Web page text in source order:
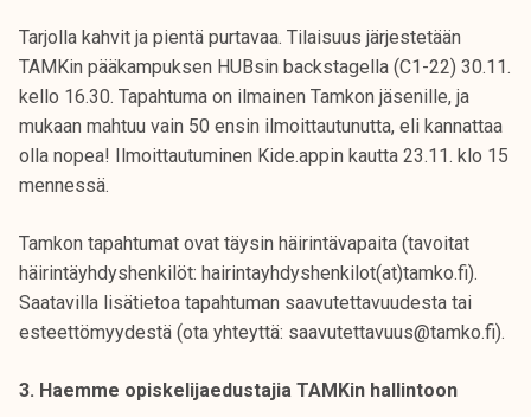
Tarjolla kahvit ja pientä purtavaa. Tilaisuus järjestetään
TAMKin pääkampuksen HUBsin backstagella (C1-22) 30.11.
kello 16.30. Tapahtuma on ilmainen Tamkon jäsenille, ja
mukaan mahtuu vain 50 ensin ilmoittautunutta, eli kannattaa
olla nopea! Ilmoittautuminen Kide.appin kautta 23.11. klo 15
mennessä.
Tamkon tapahtumat ovat täysin häirintävapaita (tavoitat
häirintäyhdyshenkilöt: hairintayhdyshenkilot(at)tamko.fi).
Saatavilla lisätietoa tapahtuman saavutettavuudesta tai
esteettömyydestä (ota yhteyttä: saavutettavuus@tamko.fi).
3. Haemme opiskelijaedustajia TAMKin hallintoon